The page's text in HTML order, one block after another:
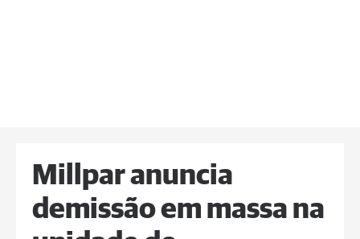
Millpar anuncia
demissão em massa na